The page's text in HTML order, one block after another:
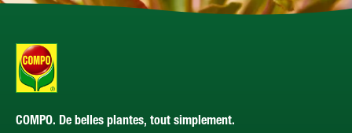
COMPO. De belles plantes, tout simplement.